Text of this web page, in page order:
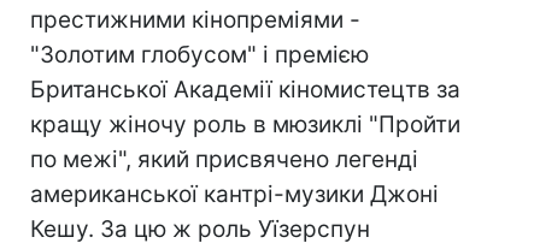
престижними кінопреміями -
"Золотим глобусом" і премією
Британської Академії кіномистецтв за
кращу жіночу роль в мюзиклі "Пройти
по межі", який присвячено легенді
американської кантрі-музики Джоні
Кешу. За цю ж роль Уїзерспун